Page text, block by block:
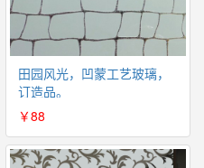
田园风光，凹蒙工艺玻璃，
订造品。
￥88